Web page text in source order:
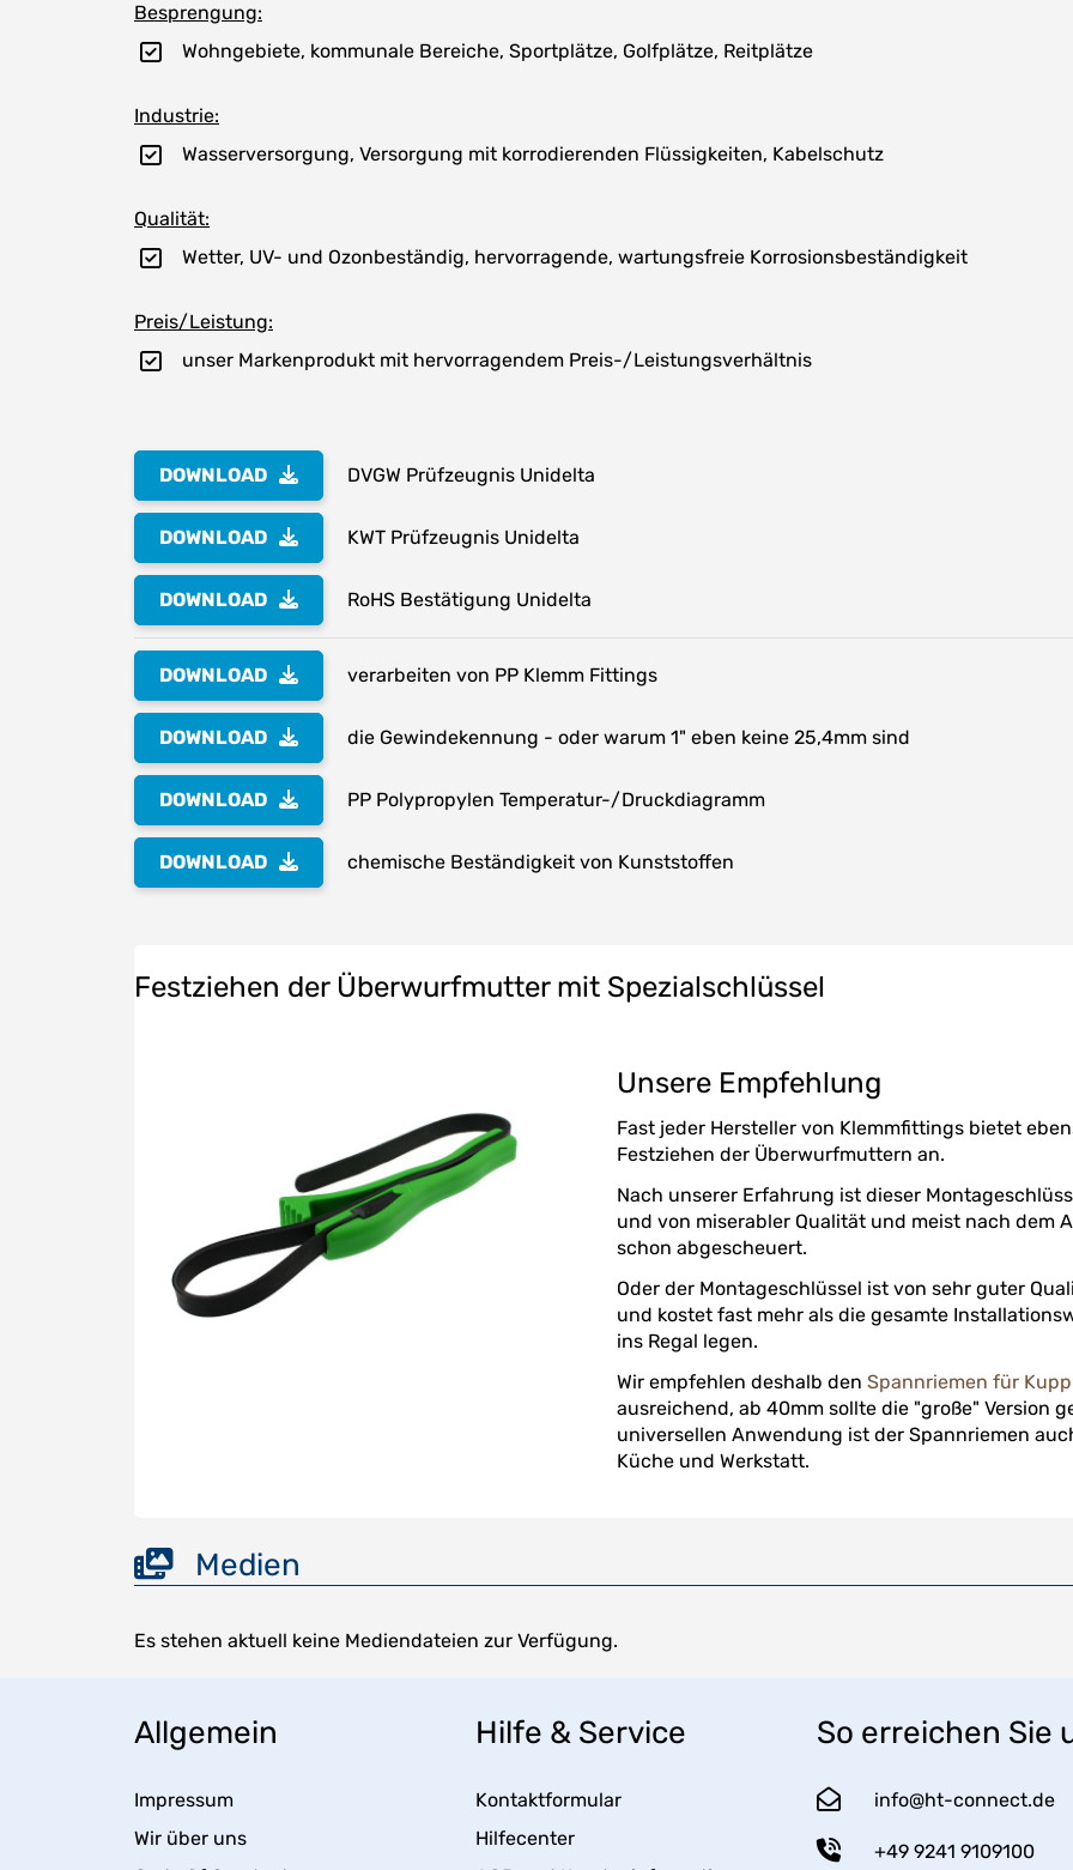
Besprengung:
Wohngebiete, kommunale Bereiche, Sportplätze, Golfplätze, Reitplätze
Industrie:
Wasserversorgung, Versorgung mit korrodierenden Flüssigkeiten, Kabelschutz
Qualität:
Wetter, UV- und Ozonbeständig, hervorragende, wartungsfreie Korrosionsbeständigkeit
Preis/Leistung:
unser Markenprodukt mit hervorragendem Preis-/Leistungsverhältnis
DOWNLOAD DVGW Prüfzeugnis Unidelta
DOWNLOAD KWT Prüfzeugnis Unidelta
DOWNLOAD RoHS Bestätigung Unidelta
DOWNLOAD verarbeiten von PP Klemm Fittings
DOWNLOAD die Gewindekennung - oder warum 1" eben keine 25,4mm sind
DOWNLOAD PP Polypropylen Temperatur-/Druckdiagramm
DOWNLOAD chemische Beständigkeit von Kunststoffen
Festziehen der Überwurfmutter mit Spezialschlüssel
Unsere Empfehlung
Fast jeder Hersteller von Klemmfittings bietet
Festziehen der Überwurfmuttern an.
Nach unserer Erfahrung ist dieser
und von miserabler Qualität und meist nach dem
schon abgescheuert.
Oder der Montageschlüssel ist von sehr guter
und kostet fast mehr als die gesamte
ins Regal legen.
Wir empfehlen deshalb denSpannriemen für
ausreichend, ab 40mm sollte die "große" Version
universellen Anwendung ist der Spannriemen
Küche und Werkstatt.
Medien
Es stehen aktuell keine Mediendateien zur Verfügung.
Allgemein
Impressum
Wir über uns
Hilfe & Service
Kontaktformular
Hilfecenter
So erreichen Sie
info@ht-connect.de
+49 9241 9109100